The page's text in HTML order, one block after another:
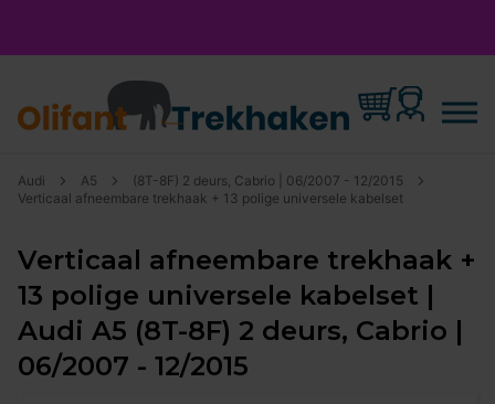
Audi A5
(8T-8F) 2 deurs, Cabrio | 06/2007 - 12/2015
Verticaal afneembare trekhaak + 13 polige universele kabelset
Verticaal afneembare trekhaak +
13 polige universele kabelset |
Audi A5 (8T-8F) 2 deurs, Cabrio |
06/2007 - 12/2015